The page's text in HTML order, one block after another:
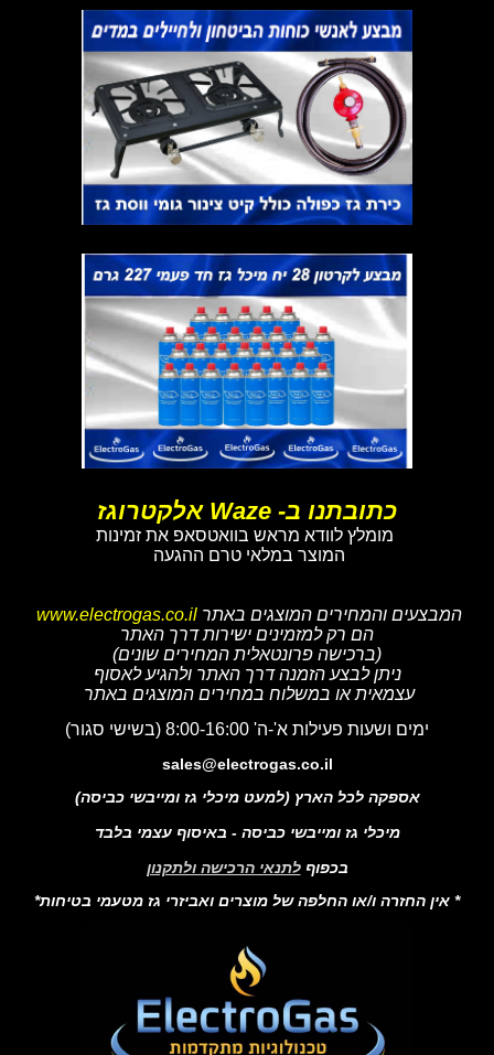
כתובתנו ב- Waze אלקטרוגז
מומלץ לוודא מראש בוואטסאפ את זמינות
המוצר במלאי טרם ההגעה
המבצעים והמחירים המוצגים באתר www.electrogas.co.il
הם רק למזמינים ישירות דרך האתר
(ברכישה פרונטאלית המחירים שונים)
ניתן לבצע הזמנה דרך האתר ולהגיע לאסוף
עצמאית או במשלוח במחירים המוצגים באתר
ימים ושעות פעילות א'-ה' 8:00-16:00 (בשישי סגור)
sales@electrogas.co.il
אספקה לכל הארץ (למעט מיכלי גז ומייבשי כביסה)
מיכלי גז ומייבשי כביסה - באיסוף עצמי בלבד
בכפוף לתנאי הרכישה ולתקנון
* אין החזרה ו/או החלפה של מוצרים ואביזרי גז מטעמי בטיחות*